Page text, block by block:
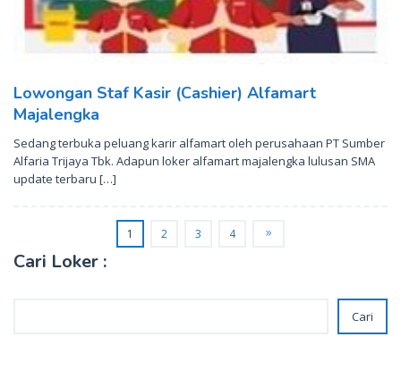
Lowongan Staf Kasir (Cashier) Alfamart
Majalengka
Sedang terbuka peluang karir alfamart oleh perusahaan PT Sumber
Alfaria Trijaya Tbk. Adapun loker alfamart majalengka lulusan SMA
update terbaru […]
1 2 3 4
Cari Loker :
Cari